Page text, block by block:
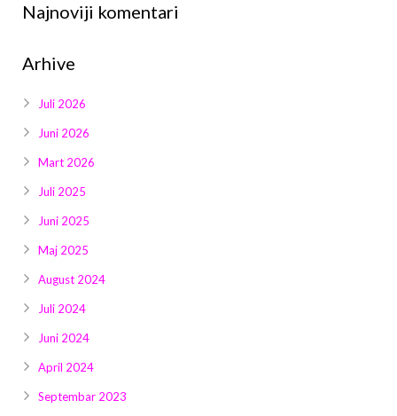
Najnoviji komentari
Arhive
Juli 2026
Juni 2026
Mart 2026
Juli 2025
Juni 2025
Maj 2025
August 2024
Juli 2024
Juni 2024
April 2024
Septembar 2023